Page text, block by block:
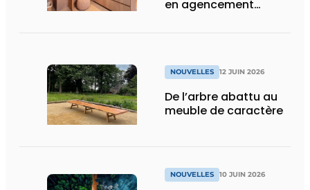
en agencement
NOUVELLES 12 JUIN 2026
De l’arbre abattu au
meuble de caractère
NOUVELLES 10 JUIN 2026